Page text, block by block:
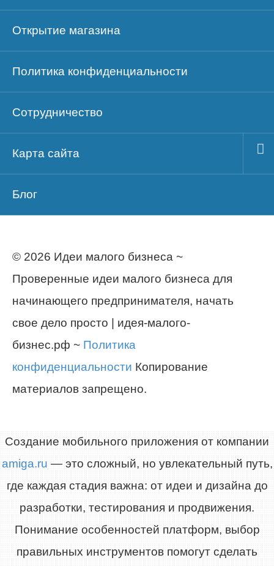
Открытие магазина
Политика конфиденциальности
Сотрудничество
Карта сайта
Блог
© 2026 Идеи малого бизнеса ~
Проверенные идеи малого бизнеса для
начинающего предпринимателя, начать
свое дело просто | идея-малого-
бизнес.рф ~ Политика
конфиденциальности Копирование
материалов запрещено.
Создание мобильного приложения от компании
amiga.ru — это сложный, но увлекательный путь,
где каждая стадия важна: от идеи и дизайна до
разработки, тестирования и продвижения.
Понимание особенностей платформ, выбор
правильных инструментов помогут сделать